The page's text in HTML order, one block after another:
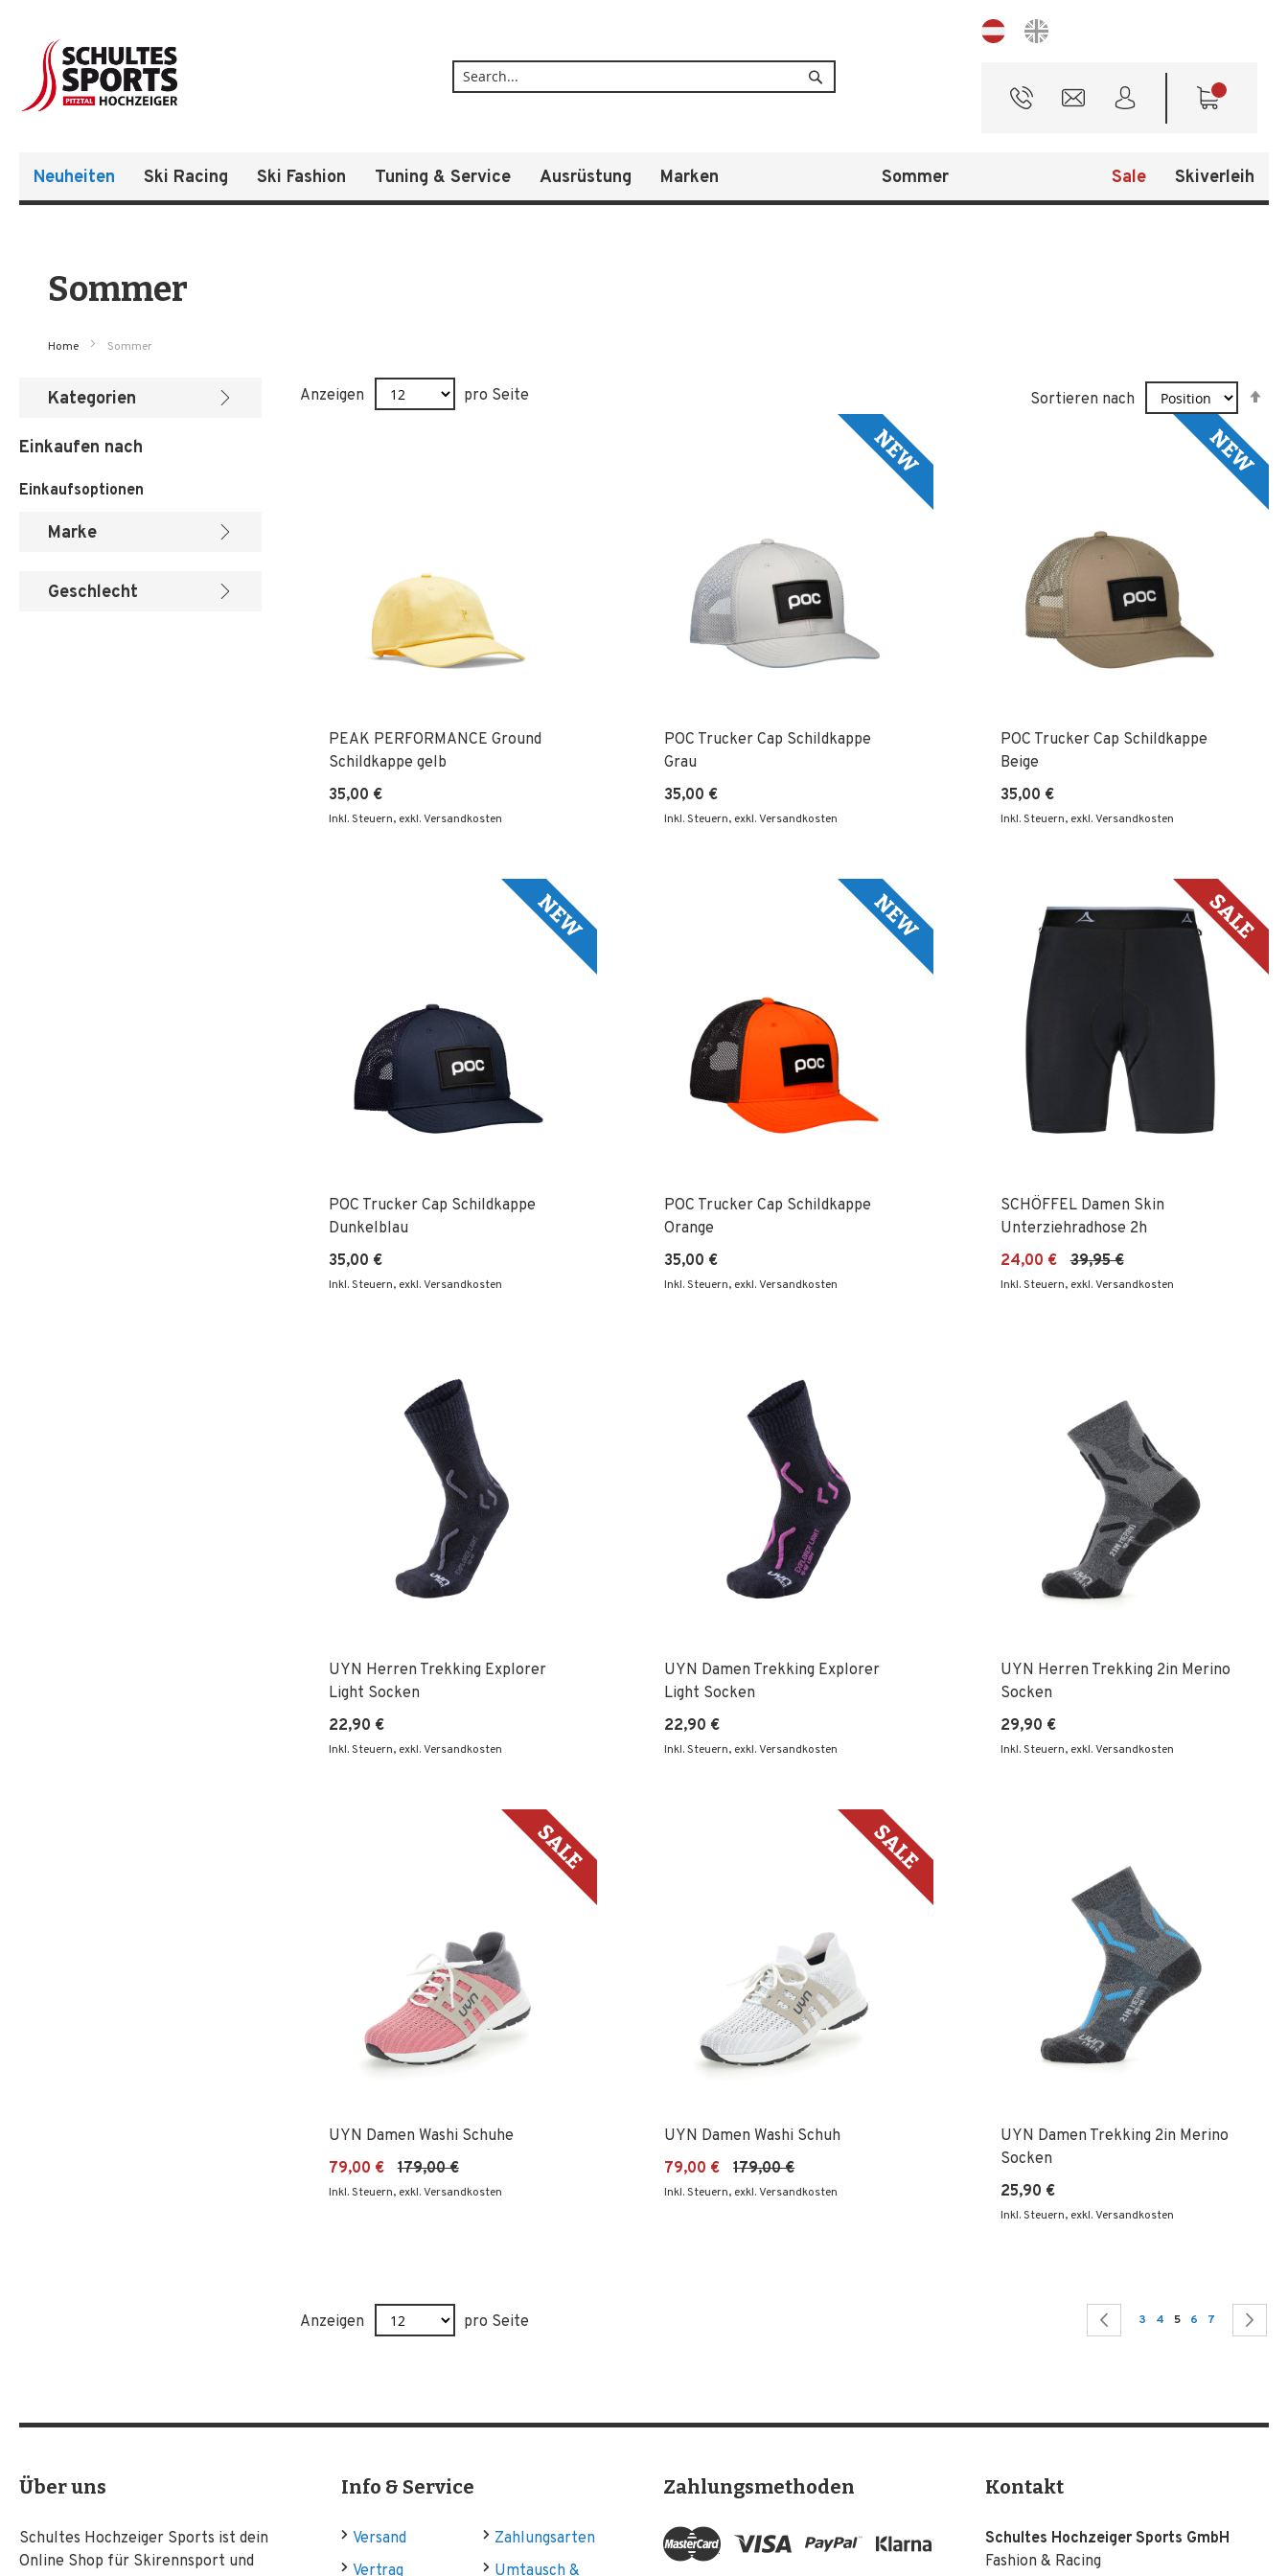
Suche
Sprache
Neuheiten Ski Racing Ski Fashion Tuning & Service Ausrüstung Marken Sommer Sale Skiverleih
Sommer
Home Sommer
Anzeigen pro Seite Sortieren nach
PEAK PERFORMANCE Ground
Schildkappe gelb
35,00 €
Inkl. Steuern, exkl. Versandkosten
POC Trucker Cap Schildkappe
Grau
35,00 €
Inkl. Steuern, exkl. Versandkosten
POC Trucker Cap Schildkappe
Beige
35,00 €
Inkl. Steuern, exkl. Versandkosten
POC Trucker Cap Schildkappe
Dunkelblau
35,00 €
Inkl. Steuern, exkl. Versandkosten
POC Trucker Cap Schildkappe
Orange
35,00 €
Inkl. Steuern, exkl. Versandkosten
SCHÖFFEL Damen Skin
Unterziehradhose 2h
24,00 €
39,95 €
Inkl. Steuern, exkl. Versandkosten
UYN Herren Trekking Explorer
Light Socken
22,90 €
Inkl. Steuern, exkl. Versandkosten
UYN Damen Trekking Explorer
Light Socken
22,90 €
Inkl. Steuern, exkl. Versandkosten
UYN Herren Trekking 2in Merino
Socken
29,90 €
Inkl. Steuern, exkl. Versandkosten
UYN Damen Washi Schuhe
79,00 €
179,00 €
Inkl. Steuern, exkl. Versandkosten
UYN Damen Washi Schuh
79,00 €
179,00 €
Inkl. Steuern, exkl. Versandkosten
UYN Damen Trekking 2in Merino
Socken
25,90 €
Inkl. Steuern, exkl. Versandkosten
Seite Seite
Zurück
Seite
3 Seite
4 Sie lesen gerade
5 Seite
6 Seite
7
Anzeigen pro Seite
Kategorien
Einkaufen nach
Einkaufsoptionen
Marke
Geschlecht
Über uns
Schultes Hochzeiger Sports ist dein
Online Shop für Skirennsport und
Info & Service
Versand
Zahlungsarten
Vertrag
Umtausch &
Zahlungsmethoden Kontakt
Schultes Hochzeiger Sports GmbH
Fashion & Racing